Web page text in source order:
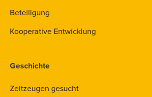
Beteiligung
Kooperative Entwicklung
Geschichte
Zeitzeugen gesucht